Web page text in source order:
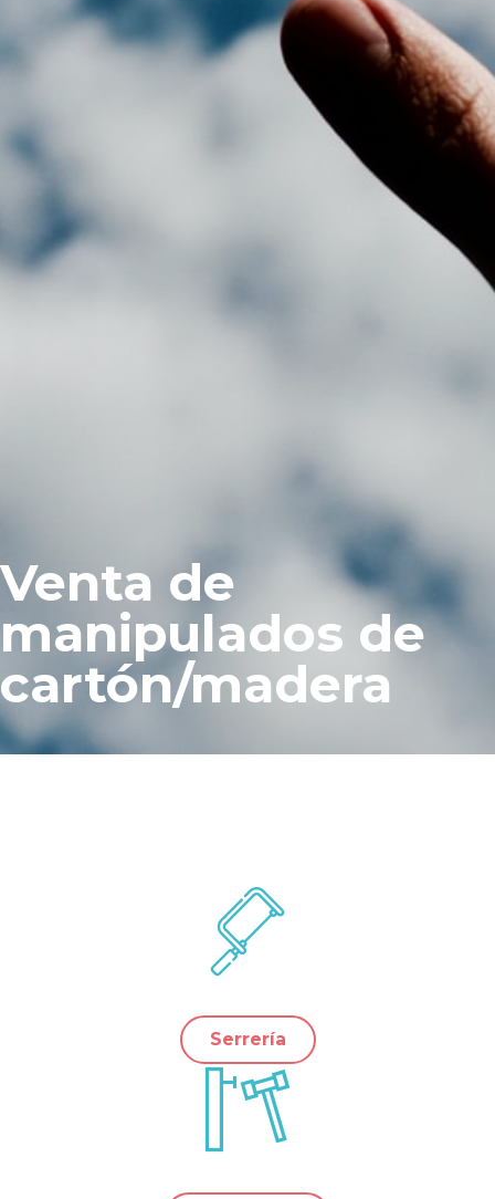
Venta de
manipulados de
cartón/madera
Serrería